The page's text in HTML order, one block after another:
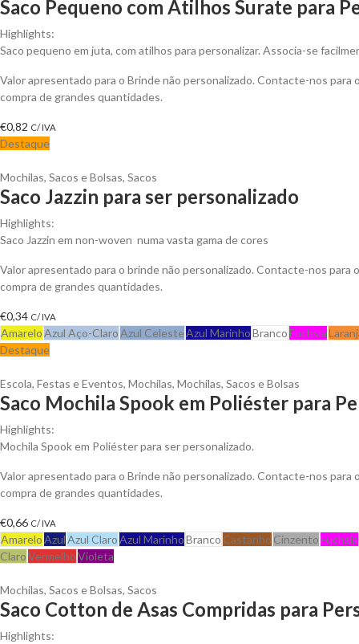
Saco Pequeno com Atilhos Surate para
Highlights:
Saco pequeno em juta, com atilhos para personalizar. Associa-se
Valor apresentado para o Brinde não personalizado. Contacte-nos para
compra de grandes quantidades.
€0,82 C/ IVA
Destaque
Mochilas, Sacos e Bolsas, Sacos
Saco Jazzin para ser personalizado
Highlights:
Saco Jazzin em non-woven numa vasta gama de cores
Valor apresentado para o brinde não personalizado. Contacte-nos para
compra de grandes quantidades.
€0,34 C/ IVA
AmareloAzul Aço-ClaroAzul CelesteAzul MarinhoBrancoFuchsia
Destaque
Escola, Festas e Eventos, Mochilas, Mochilas, Sacos e Bolsas
Saco Mochila Spook em Poliéster para
Highlights:
Mochila Spook em Poliéster para ser personalizado.
Valor apresentado para o Brinde não personalizado. Contacte-nos para
compra de grandes quantidades.
€0,66 C/ IVA
AmareloAzulAzul ClaroAzul MarinhoBranco Castanho CinzentoFuchsia
ClaroVermelhoVioleta
Mochilas, Sacos e Bolsas, Sacos
Saco Cotton de Asas Compridas para
Highlights: